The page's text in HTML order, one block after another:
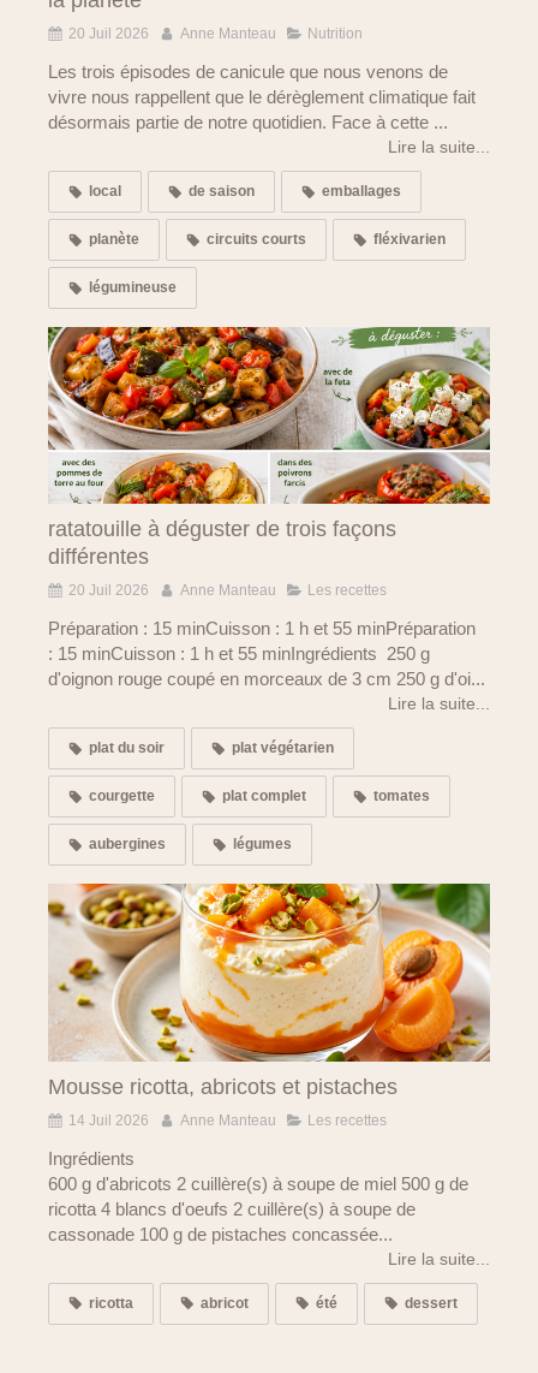
20 Juil 2026 Anne Manteau Nutrition
Les trois épisodes de canicule que nous venons de
vivre nous rappellent que le dérèglement climatique fait
désormais partie de notre quotidien. Face à cette ...
Lire la suite...
local de saison emballages
planète circuits courts fléxivarien
légumineuse
ratatouille à déguster de trois façons
différentes
20 Juil 2026 Anne Manteau Les recettes
Préparation : 15 minCuisson : 1 h et 55 minPréparation
: 15 minCuisson : 1 h et 55 minIngrédients 250 g
d'oignon rouge coupé en morceaux de 3 cm 250 g d'oi...
Lire la suite...
plat du soir plat végétarien
courgette plat complet tomates
aubergines légumes
Mousse ricotta, abricots et pistaches
14 Juil 2026 Anne Manteau Les recettes
Ingrédients
600 g d'abricots 2 cuillère(s) à soupe de miel 500 g de
ricotta 4 blancs d'oeufs 2 cuillère(s) à soupe de
cassonade 100 g de pistaches concassée...
Lire la suite...
ricotta abricot été dessert